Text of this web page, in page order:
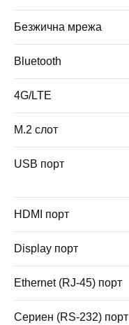
Безжична мрежа
Bluetooth
4G/LTE
M.2 слот
USB порт
HDMI порт
Display порт
Ethernet (RJ-45) порт
Сериен (RS-232) порт